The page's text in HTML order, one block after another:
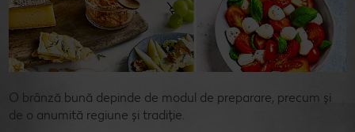
O brânză bună depinde de modul de preparare, precum și
de o anumită regiune și tradiție.